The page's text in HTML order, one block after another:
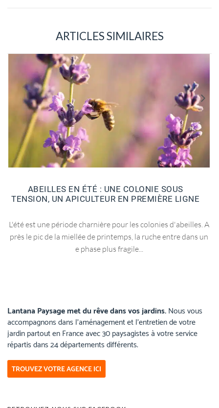
ARTICLES SIMILAIRES
ABEILLES EN ÉTÉ : UNE COLONIE SOUS
TENSION, UN APICULTEUR EN PREMIÈRE LIGNE
L'été est une période charnière pour les colonies d'abeilles. A
près le pic de la miellée de printemps, la ruche entre dans un
e phase plus fragile...
Lantana Paysage met du rêve dans vos jardins.Nous vous
accompagnons dans l’aménagement et l’entretien de votre
jardin partout en France avec 30 paysagistes à votre service
répartis dans 24 départements différents.
TROUVEZ VOTRE AGENCE ICI